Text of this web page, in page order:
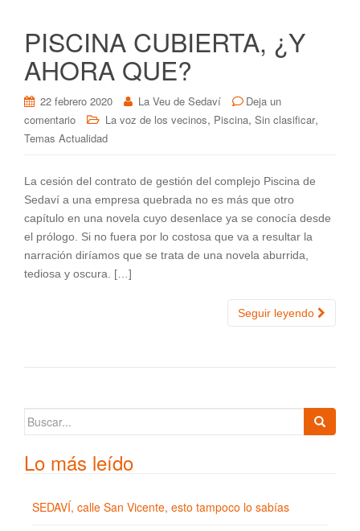
PISCINA CUBIERTA, ¿Y
AHORA QUE?
22 febrero 2020 La Veu de Sedaví
Deja un
comentario
La voz de los vecinos, Piscina, Sin clasificar,
Temas Actualidad
La cesión del contrato de gestión del complejo Piscina de
Sedaví a una empresa quebrada no es más que otro
capítulo en una novela cuyo desenlace ya se conocía desde
el prólogo. Si no fuera por lo costosa que va a resultar la
narración diríamos que se trata de una novela aburrida,
tediosa y oscura. […]
Seguir leyendo
Buscar:
Lo más leído
SEDAVÍ, calle San Vicente, esto tampoco lo sabías